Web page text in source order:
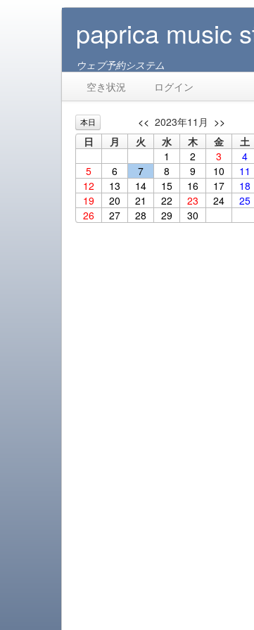
paprica music
ウェブ予約システム
空き状況
ログイン
本日 << 2023年11月 >>
日
月 火 水 木 金
土
1
2 3
4
5
6 7 8 9 10
11
12
13 14 15 16 17
18
19
20 21 22 23 24
25
26
27 28 29 30